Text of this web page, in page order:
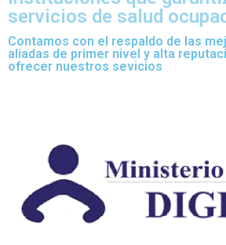
servicios de salud
Contamos con el respaldo de las
aliadas de primer nivel y alta
ofrecer nuestros sevicios